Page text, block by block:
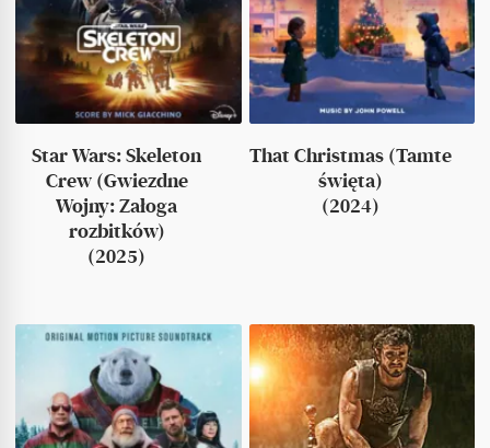
Star Wars: Skeleton
Crew (Gwiezdne
Wojny: Załoga
rozbitków)
(2025)
That Christmas (Tamte
święta)
(2024)